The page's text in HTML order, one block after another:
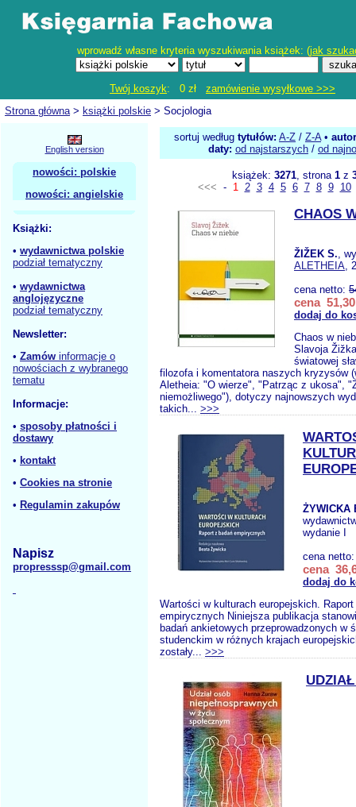
wprowadź własne kryteria wyszukiwania książek: (jak
Twój koszyk: 0 zł zamówienie wysyłkowe >>>
Strona główna> książki polskie > Socjologia
English version
nowości: polskie
nowości: angielskie
Książki:
• wydawnictwa polskie
podział tematyczny
• wydawnictwa
anglojęzyczne
podział tematyczny
Newsletter:
• Zamów informacje o
nowościach z wybranego
tematu
Informacje:
• sposoby płatności i
dostawy
• kontakt
• Cookies na stronie
• Regulamin zakupów
Napisz
propresssp@gmail.com
sortuj według tytułów: A-Z / Z-A•
daty: od najstarszych / od
książek: 3271, strona 1z
<<< - 1 2 3 4 5 6 7 8 9 10
CHAOS
ŽIŽEK S.,
ALETHEIA,
cena netto:
cena 51,30
dodaj do
Chaos w
Slavoja
światowej
filozofa i komentatora naszych kryzysów
Aletheia: "O wierze", "Patrząc z ukosa",
niemożliwego"), dotyczy najnowszych
takich... >>>
ŻYWICKA
wydanie I
cena
cena
dodaj do
Wartości w kulturach europejskich.
empirycznych Niniejsza publikacja
badań ankietowych przeprowadzonych w
studenckim w różnych krajach
zostały... >>>